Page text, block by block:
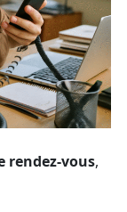
rendez‑vous,